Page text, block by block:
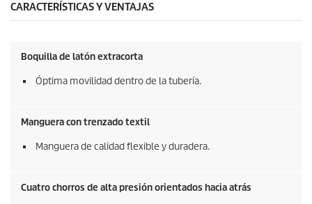
CARACTERÍSTICAS Y VENTAJAS
Boquilla de latón extracorta
Óptima movilidad dentro de la tubería.
Manguera con trenzado textil
Manguera de calidad flexible y duradera.
Cuatro chorros de alta presión orientados hacia atrás